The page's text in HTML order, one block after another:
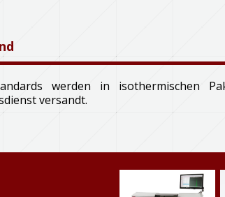
werden in isothermischen
versandt.